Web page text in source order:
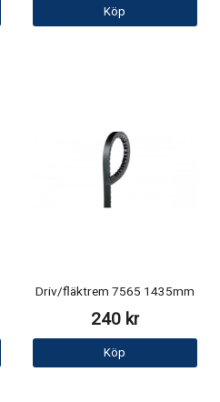
Köp
Driv/fläktrem 7565 1435mm
240 kr
Köp